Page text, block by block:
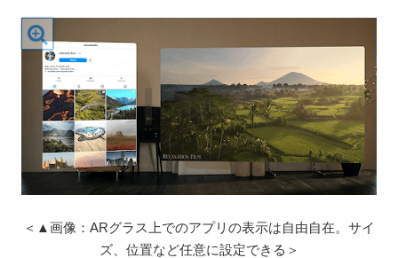
＜▲画像：ARグラス上でのアプリの表示は自由自在。サイ
ズ、位置など任意に設定できる＞